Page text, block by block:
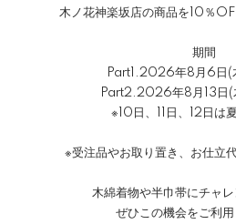
木ノ花神楽坂店の商品を10％
期間
Part1.2026年8月6日(
Part2.2026年8月13日(
※10日、11日、12日は
※受注品やお取り置き、お仕立
木綿着物や半巾帯にチャ
ぜひこの機会をご利用